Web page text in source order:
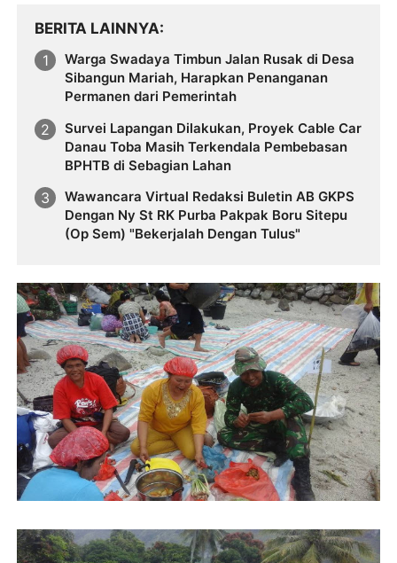
BERITA LAINNYA
Warga Swadaya Timbun Jalan Rusak di Desa
Sibangun Mariah, Harapkan Penanganan
Permanen dari Pemerintah
Survei Lapangan Dilakukan, Proyek Cable Car
Danau Toba Masih Terkendala Pembebasan
BPHTB di Sebagian Lahan
Wawancara Virtual Redaksi Buletin AB GKPS
Dengan Ny St RK Purba Pakpak Boru Sitepu
(Op Sem) "Bekerjalah Dengan Tulus"